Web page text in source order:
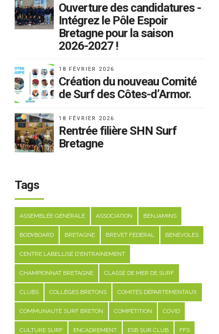
Ouverture des candidatures -
Intégrez le Pôle Espoir
Bretagne pour la saison
2026-2027 !
18 FÉVRIER 2026
Création du nouveau Comité
de Surf des Côtes-d’Armor.
18 FÉVRIER 2026
Rentrée filière SHN Surf
Bretagne
Tags
ASSEMBLÉE GÉNÉRALE ASSOCIATION BENJAMINS
BODYBOARD BRETAGNE BREVET FÉDÉRAL BÉNÉVOLES
CENTRE LABELLISÉ D'ENTRAINEMENT
CHAMPIONNAT BRETAGNE CLASSE DE MER DE SURF
CLUBS COLLÈGES BRETONS COMITÉS DÉPARTEMENTAUX
COMMUNAUTÉ SURF BRETON COMPÉTITION COVID
CULTURE SURF ENCADREMENT ESB SUR CLUB FFS